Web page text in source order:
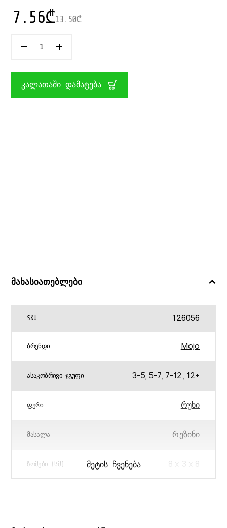
13.50₾
7.56₾
ᲠᲐᲝᲓᲔᲜᲝᲑᲐ:
8
WILDLIFE
ᲙᲐᲚᲐᲗᲐᲨᲘ ᲓᲐᲛᲐᲢᲔᲑᲐ
მახასიათებლები
SKU 126056
ᲑᲠᲔᲜᲓᲘ Mojo
ᲐᲡᲐᲙᲝᲑᲠᲘᲕᲘ ᲯᲒᲣᲤᲘ 3-5,5-7, 7-12, 12+
ᲤᲔᲠᲘ რუხი
ᲛᲐᲡᲐᲚᲐ რეზინი
ᲖᲝᲛᲔᲑᲘ (ᲡᲛ) 8 x 3 x 8
ᲛᲔᲢᲘᲡ ᲩᲕᲔᲜᲔᲑᲐ